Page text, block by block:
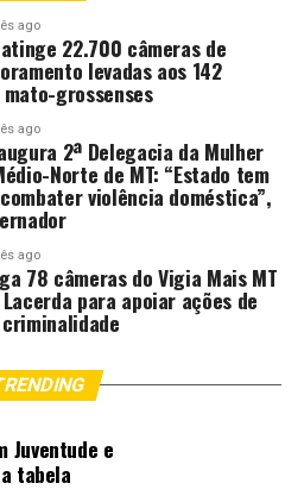
ago
22.700 câmeras de
levadas aos 142
grossenses
ago
2ª Delegacia da Mulher
Norte de MT: “Estado tem
violência doméstica”,
ago
78 câmeras do Vigia Mais MT
para apoiar ações de
Juventude e
tabela